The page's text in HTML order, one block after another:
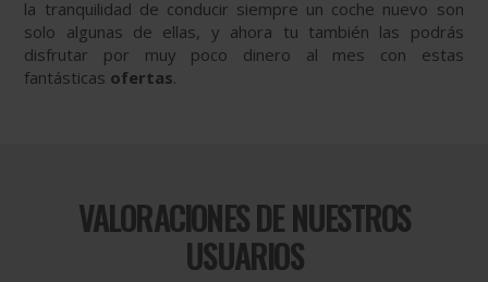
la tranquilidad de conducir siempre un coche nuevo son
solo algunas de ellas, y ahora tu también las podrás
disfrutar por muy poco dinero al mes con estas
fantásticas ofertas.
VALORACIONES DE NUESTROS
USUARIOS